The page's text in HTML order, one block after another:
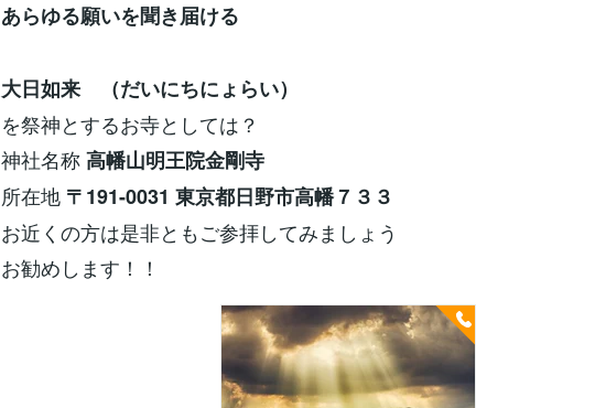
あらゆる願いを聞き届ける
大日如来 （だいにちにょらい）
を祭神とするお寺としては？
神社名称高幡山明王院金剛寺
所在地 〒191-0031 東京都日野市高幡７３３
お近くの方は是非ともご参拝してみましょう
お勧めします！！